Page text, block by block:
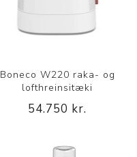
Boneco W220 raka- og
lofthreinsitæki
54.750 kr.